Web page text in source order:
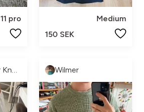
11 pro
Medium
150 SEK
Nellie Hovbjer Knutsson Wilmer